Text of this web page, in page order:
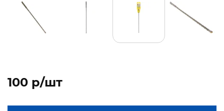
100 p/шт